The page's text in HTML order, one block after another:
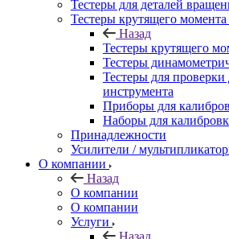
Тестеры для деталей
Тестеры крутящего момента
Назад
Тестеры крутящего
Тестеры
Тестеры для
инструмента
Приборы для
Наборы для
Принадлежности
Усилители /
О компании
Назад
О компании
О компании
Услуги
Назад